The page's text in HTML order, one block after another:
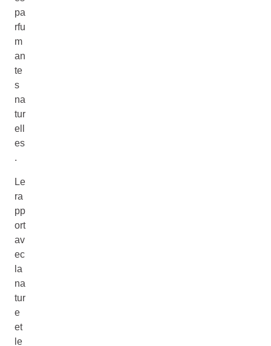
pa
rfu
m
an
te
s
na
tur
ell
es
.
Le
ra
pp
ort
av
ec
la
na
tur
e
et
le